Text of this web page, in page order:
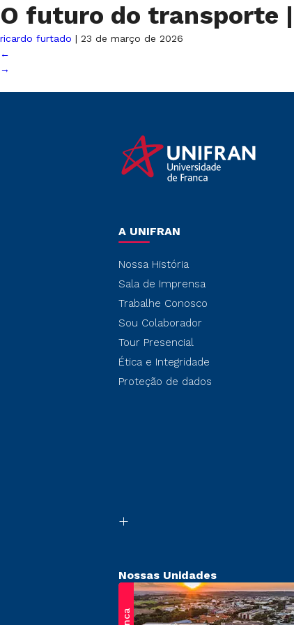
O futuro do transporte |
ricardo furtado | 23 de março de 2026
←
→
A UNIFRAN
Nossa História
Sala de Imprensa
Trabalhe Conosco
Sou Colaborador
Tour Presencial
Ética e Integridade
Proteção de dados
Nossas Unidades